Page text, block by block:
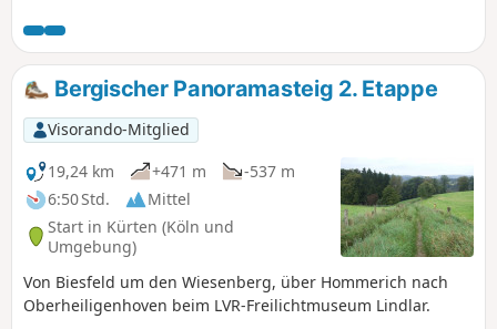
Bergischer Panoramasteig 2. Etappe
Visorando-Mitglied
19,24 km
+471 m
-537 m
6:50 Std.
Mittel
Start in Kürten (Köln und
Umgebung)
Von Biesfeld um den Wiesenberg, über Hommerich nach
Oberheiligenhoven beim LVR-Freilichtmuseum Lindlar.